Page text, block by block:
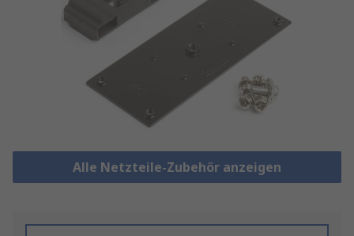
Alle Netzteile-Zubehör anzeigen